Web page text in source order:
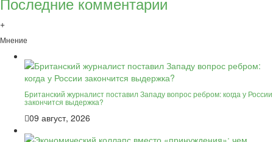
+
Мнение
Британский журналист поставил Западу вопрос ребром: когда у России
закончится выдержка?
09 август, 2026